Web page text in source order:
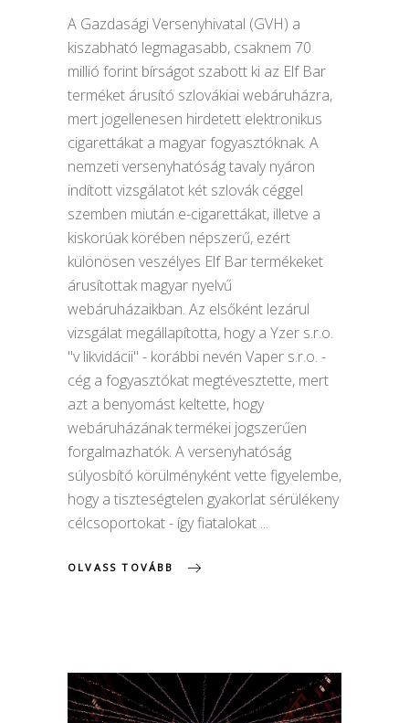
A Gazdasági Versenyhivatal (GVH) a
kiszabható legmagasabb, csaknem 70
millió forint bírságot szabott ki az Elf Bar
terméket árusító szlovákiai webáruházra,
mert jogellenesen hirdetett elektronikus
cigarettákat a magyar fogyasztóknak. A
nemzeti versenyhatóság tavaly nyáron
indított vizsgálatot két szlovák céggel
szemben miután e-cigarettákat, illetve a
kiskorúak körében népszerű, ezért
különösen veszélyes Elf Bar termékeket
árusítottak magyar nyelvű
webáruházaikban. Az elsőként lezárul
vizsgálat megállapította, hogy a Yzer s.r.o.
"v likvidácii" - korábbi nevén Vaper s.r.o. -
cég a fogyasztókat megtévesztette, mert
azt a benyomást keltette, hogy
webáruházának termékei jogszerűen
forgalmazhatók. A versenyhatóság
súlyosbító körülményként vette figyelembe,
hogy a tiszteségtelen gyakorlat sérülékeny
célcsoportokat - így fiatalokat
OLVASS TOVÁBB